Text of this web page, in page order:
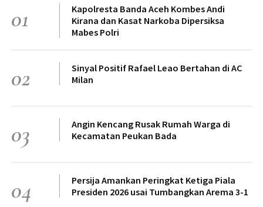
01
Kapolresta Banda Aceh Kombes Andi
Kirana dan Kasat Narkoba Dipersiksa
Mabes Polri
02
Sinyal Positif Rafael Leao Bertahan di AC
Milan
03
Angin Kencang Rusak Rumah Warga di
Kecamatan Peukan Bada
04
Persija Amankan Peringkat Ketiga Piala
Presiden 2026 usai Tumbangkan Arema 3-1